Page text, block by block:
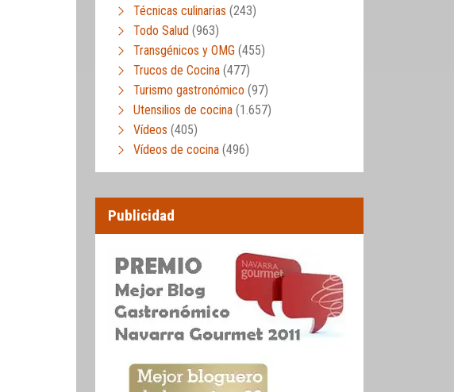
Técnicas culinarias (243)
Todo Salud (963)
Transgénicos y OMG (455)
Trucos de Cocina (477)
Turismo gastronómico (97)
Utensilios de cocina (1.657)
Vídeos (405)
Vídeos de cocina (496)
Publicidad